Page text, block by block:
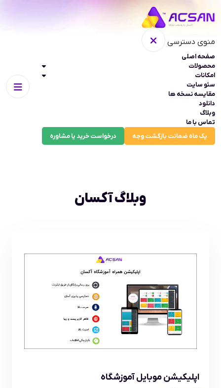
منوی دسترسی
صفحه اصلی
محصولات
امکانات
سئو سایت
مقایسه نسخه ها
دانلود
وبلاگ
تماس با ما
یک ماه ضمانت بازگشت وجه
درخواست خرید یا مشاوره
وبلاگ آکسان
اپلیکیشن موبایل آموزشگاه